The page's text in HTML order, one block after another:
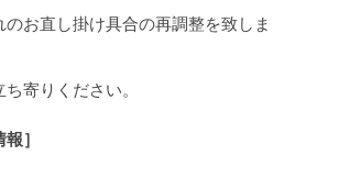
のお直し掛け具合の再調整を致しま
寄りください。
］